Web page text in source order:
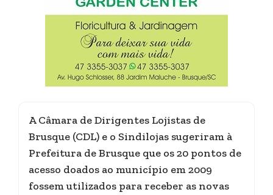
A Câmara de Dirigentes Lojistas de
Brusque (CDL) e o Sindilojas sugeriram à
Prefeitura de Brusque que os 20 pontos de
acesso doados ao município em 2009
fossem utilizados para receber as novas